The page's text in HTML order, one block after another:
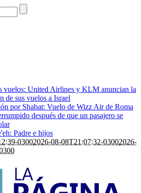
vuelos: United Airlines y KLM anuncian la
de sus vuelos a Israel
por Shabat: Vuelo de Wizz Air de Roma
después de que un pasajero se
Padre e hijos
03002026-08-08T21:07:32-03002026-